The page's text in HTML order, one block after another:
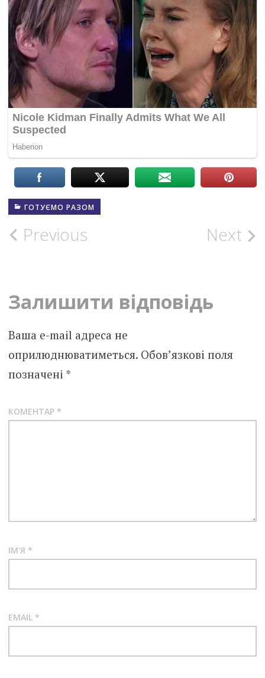
ГОТУЄМО РАЗОМ
Post
Previous Next
Залишити відповідь
Ваша e-mail адреса не
оприлюднюватиметься. Обов’язкові поля
позначені *
КОМЕНТАР *
ІМ'Я *
EMAIL *